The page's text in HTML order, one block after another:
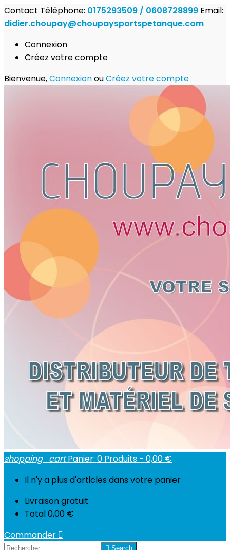
Contact Téléphone: 0175293509 / 0608728899 Email:
didier.choupay@choupaysportspetanque.com
Connexion
Créez votre compte
Bienvenue,ConnexionouCréez votre compte
shopping_cart Panier: 0 Produits - 0,00 €
Il n'y a plus d'articles dans votre panier
Livraisongratuit
Total0,00 €
Commander 
 Search